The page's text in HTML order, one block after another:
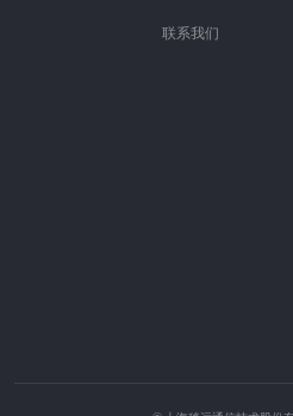
联系我们